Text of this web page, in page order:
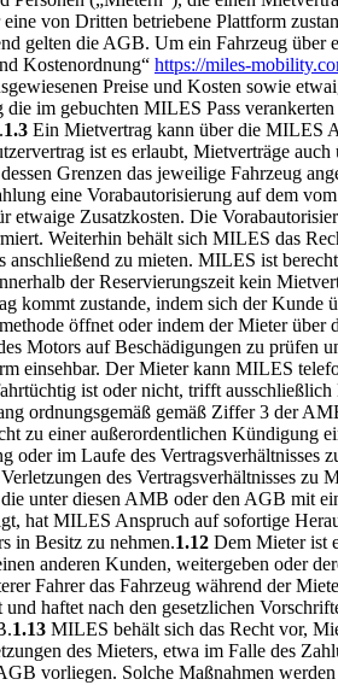
von Dritten betriebene Plattform
gelten die AGB. Um ein Fahrzeug über
Kostenordnung“ https://miles-
Preise und Kosten sowie
im gebuchten MILES Pass
1.3 Ein Mietvertrag kann über die MILES
ist es erlaubt, Mietverträge
Grenzen das jeweilige Fahrzeug
eine Vorabautorisierung auf dem
Zusatzkosten. Die
Weiterhin behält sich MILES das
anschließend zu mieten. MILES ist
der Reservierungszeit kein
kommt zustande, indem sich der Kunde
öffnet oder indem der Mieter über
Motors auf Beschädigungen zu prüfen
einsehbar. Der Mieter kann MILES
ist oder nicht, trifft
ordnungsgemäß gemäß Ziffer 3 der
zu einer außerordentlichen Kündigung
oder im Laufe des Vertragsverhältnisses
des Vertragsverhältnisses zu
unter diesen AMB oder den AGB mit
hat MILES Anspruch auf sofortige
in Besitz zu nehmen.1.12 Dem Mieter ist
anderen Kunden, weitergeben oder
Fahrer das Fahrzeug während der
haftet nach den gesetzlichen
1.13 MILES behält sich das Recht vor,
des Mieters, etwa im Falle des
vorliegen. Solche Maßnahmen